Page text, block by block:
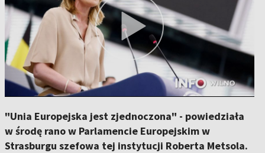
"Unia Europejska jest zjednoczona" - powiedziała
w środę rano w Parlamencie Europejskim w
Strasburgu szefowa tej instytucji Roberta Metsola.